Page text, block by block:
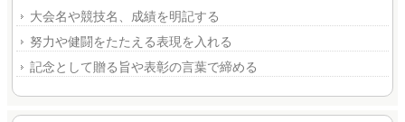
大会名や競技名、成績を明記する
努力や健闘をたたえる表現を入れる
記念として贈る旨や表彰の言葉で締める